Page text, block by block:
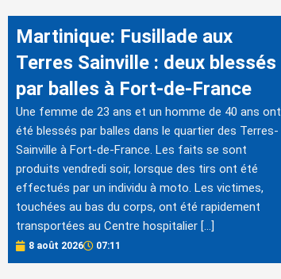
Martinique: Fusillade aux
Terres Sainville : deux blessés
par balles à Fort-de-France
Une femme de 23 ans et un homme de 40 ans ont
été blessés par balles dans le quartier des Terres-
Sainville à Fort-de-France. Les faits se sont
produits vendredi soir, lorsque des tirs ont été
effectués par un individu à moto. Les victimes,
touchées au bas du corps, ont été rapidement
transportées au Centre hospitalier […]
8 août 2026 07:11